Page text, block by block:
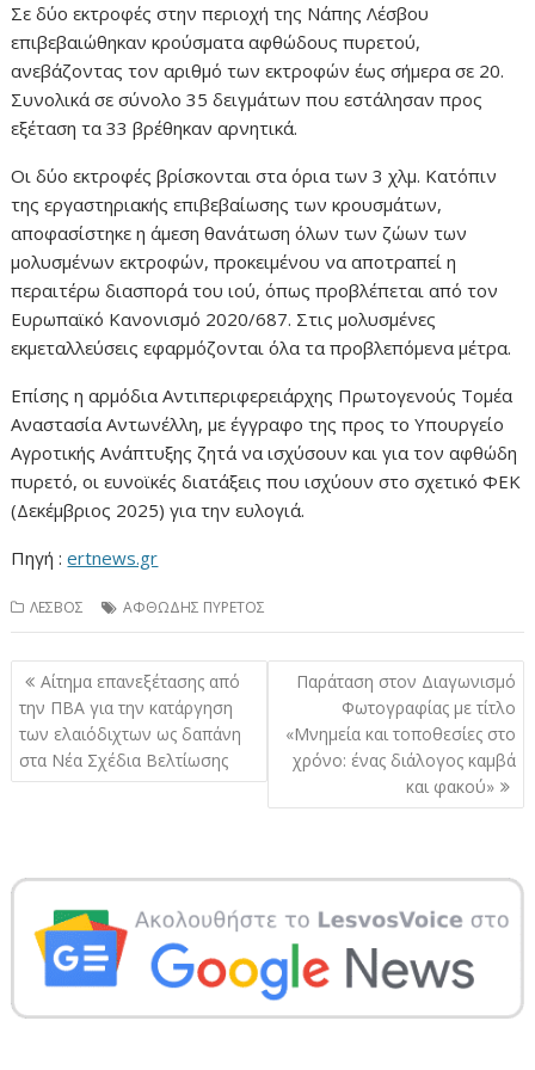
Σε δύο εκτροφές στην περιοχή της Νάπης Λέσβου
επιβεβαιώθηκαν κρούσματα αφθώδους πυρετού,
ανεβάζοντας τον αριθμό των εκτροφών έως σήμερα σε 20.
Συνολικά σε σύνολο 35 δειγμάτων που εστάλησαν προς
εξέταση τα 33 βρέθηκαν αρνητικά.
Οι δύο εκτροφές βρίσκονται στα όρια των 3 χλμ. Κατόπιν
της εργαστηριακής επιβεβαίωσης των κρουσμάτων,
αποφασίστηκε η άμεση θανάτωση όλων των ζώων των
μολυσμένων εκτροφών, προκειμένου να αποτραπεί η
περαιτέρω διασπορά του ιού, όπως προβλέπεται από τον
Ευρωπαϊκό Κανονισμό 2020/687. Στις μολυσμένες
εκμεταλλεύσεις εφαρμόζονται όλα τα προβλεπόμενα μέτρα.
Επίσης η αρμόδια Αντιπεριφερειάρχης Πρωτογενούς Τομέα
Αναστασία Αντωνέλλη, με έγγραφο της προς το Υπουργείο
Αγροτικής Ανάπτυξης ζητά να ισχύσουν και για τον αφθώδη
πυρετό, οι ευνοϊκές διατάξεις που ισχύουν στο σχετικό ΦΕΚ
(Δεκέμβριος 2025) για την ευλογιά.
Πηγή :ertnews.gr
ΛΕΣΒΟΣ ΑΦΘΩΔΗΣ ΠΥΡΕΤΟΣ
Πλοήγηση
άρθρων
Αίτημα επανεξέτασης από
την ΠΒΑ για την κατάργηση
των ελαιόδιχτων ως δαπάνη
στα Νέα Σχέδια Βελτίωσης
Παράταση στον Διαγωνισμό
Φωτογραφίας με τίτλο
«Μνημεία και τοποθεσίες στο
χρόνο: ένας διάλογος καμβά
και φακού»